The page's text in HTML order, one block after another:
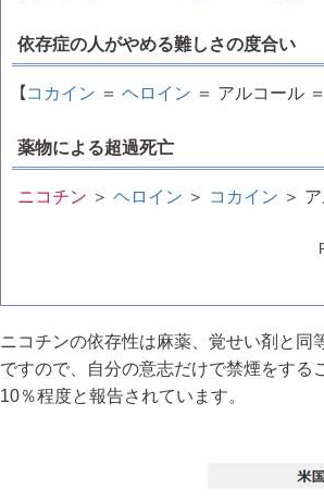
依存症の人がやめる難しさの度合い
【コカイン ＝ヘロイン ＝ アルコール ＝
薬物による超過死亡
ニコチン ＞ヘロイン ＞ コカイン ＞
ニコチンの依存性は麻薬、覚せい剤と同
ですので、自分の意志だけで禁煙をす
10％程度と報告されています。